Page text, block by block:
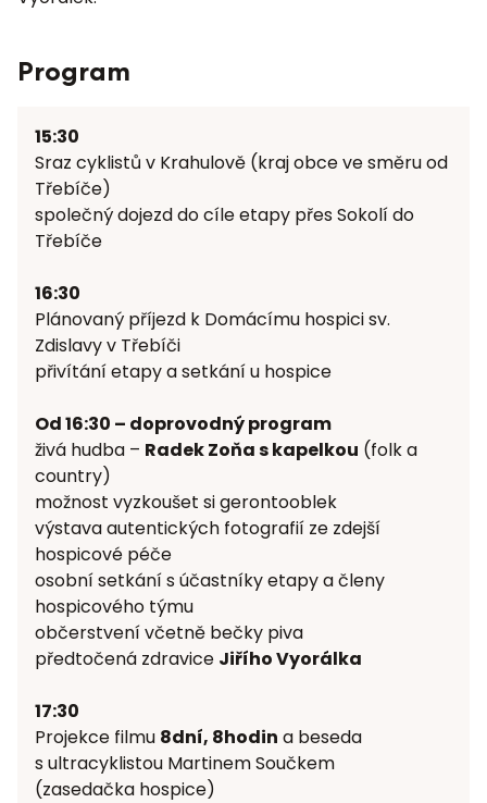
Program
15:30
Sraz cyklistů v Krahulově (kraj obce ve směru od
Třebíče)
společný dojezd do cíle etapy přes Sokolí do
Třebíče
16:30
Plánovaný příjezd k Domácímu hospici sv.
Zdislavy v Třebíči
přivítání etapy a setkání u hospice
Od 16:30 – doprovodný program
živá hudba – Radek Zoňa s kapelkou (folk a
country)
možnost vyzkoušet si gerontooblek
výstava autentických fotografií ze zdejší
hospicové péče
osobní setkání s účastníky etapy a členy
hospicového týmu
občerstvení včetně bečky piva
předtočená zdravice Jiřího Vyorálka
17:30
Projekce filmu 8dní, 8hodin a beseda
s ultracyklistou Martinem Součkem
(zasedačka hospice)